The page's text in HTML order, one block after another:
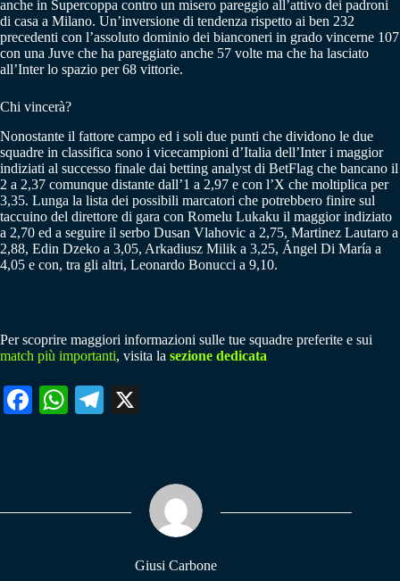
anche in Supercoppa contro un misero pareggio all’attivo dei padroni
di casa a Milano. Un’inversione di tendenza rispetto ai ben 232
precedenti con l’assoluto dominio dei bianconeri in grado vincerne 107
con una Juve che ha pareggiato anche 57 volte ma che ha lasciato
all’Inter lo spazio per 68 vittorie.
Chi vincerà?
Nonostante il fattore campo ed i soli due punti che dividono le due
squadre in classifica sono i vicecampioni d’Italia dell’Inter i maggior
indiziati al successo finale dai betting analyst di BetFlag che bancano il
2 a 2,37 comunque distante dall’1 a 2,97 e con l’X che moltiplica per
3,35. Lunga la lista dei possibili marcatori che potrebbero finire sul
taccuino del direttore di gara con Romelu Lukaku il maggior indiziato
a 2,70 ed a seguire il serbo Dusan Vlahovic a 2,75, Martinez Lautaro a
2,88, Edin Dzeko a 3,05, Arkadiusz Milik a 3,25, Ángel Di María a
4,05 e con, tra gli altri, Leonardo Bonucci a 9,10.
Per scoprire maggiori informazioni sulle tue squadre preferite e sui
match più importanti, visita la sezione dedicata
Fa W
pp
Te
m
Giusi Carbone